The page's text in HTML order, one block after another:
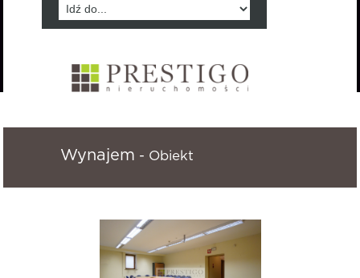
Wynajem - Obiekt